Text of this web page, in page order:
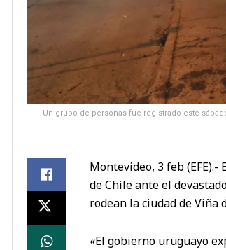
Un grupo de personas fue registrado este
Montevideo, 3 feb
de Chile ante el
rodean la ciudad de Viña
«El gobierno uruguayo